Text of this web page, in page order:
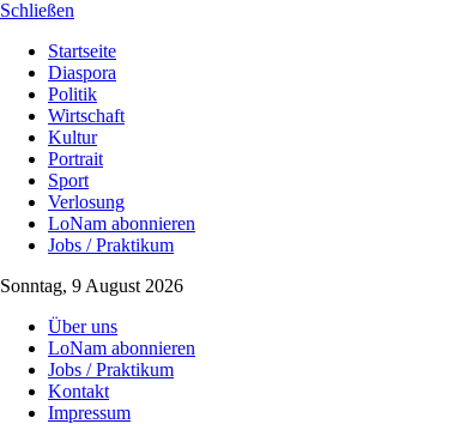
Schließen
Startseite
Diaspora
Politik
Wirtschaft
Kultur
Portrait
Sport
Verlosung
LoNam abonnieren
Jobs / Praktikum
Sonntag, 9 August 2026
Über uns
LoNam abonnieren
Jobs / Praktikum
Kontakt
Impressum